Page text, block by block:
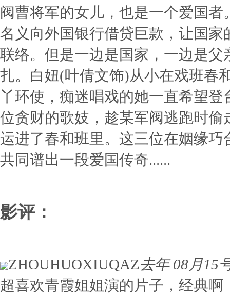
阀曹将军的女儿，也是一个爱国
名义向外国银行借贷巨款，让国
联络。但是一边是国家，一边是
扎。白妞(叶倩文饰)从小在戏班春
丫环使，痴迷唱戏的她一直希望
位贪财的歌妓，趁某军阀逃跑时
运进了春和班里。这三位在姻缘
共同谱出一段爱国传奇......
影评：
ZHOUHUOXIUQAZ去年 08月15
超喜欢青霞姐姐演的片子，经典啊